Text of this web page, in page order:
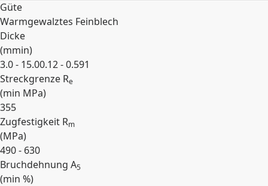
Güte
Warmgewalztes Feinblech
Dicke
(mmin)
3.0 - 15.00.12 - 0.591
Streckgrenze Re
(min MPa)
355
Zugfestigkeit Rm
(MPa)
490 - 630
Bruchdehnung A5
(min %)